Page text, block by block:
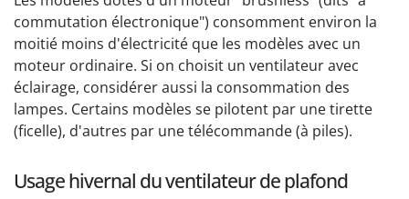
commutation électronique") consomment environ la
moitié moins d'électricité que les modèles avec un
moteur ordinaire. Si on choisit un ventilateur avec
éclairage, considérer aussi la consommation des
lampes. Certains modèles se pilotent par une tirette
(ficelle), d'autres par une télécommande (à piles).
Usage hivernal du ventilateur de plafond